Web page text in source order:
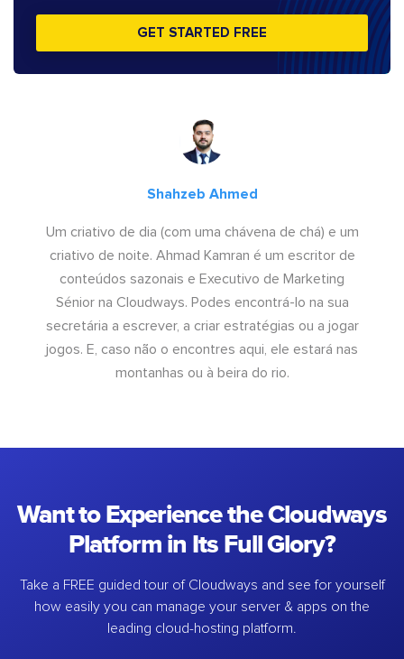
GET STARTED FREE
Shahzeb Ahmed
Um criativo de dia (com uma chávena de chá) e um
criativo de noite. Ahmad Kamran é um escritor de
conteúdos sazonais e Executivo de Marketing
Sénior na Cloudways. Podes encontrá-lo na sua
secretária a escrever, a criar estratégias ou a jogar
jogos. E, caso não o encontres aqui, ele estará nas
montanhas ou à beira do rio.
Want to Experience the Cloudways
Platform in Its Full Glory?
Take a FREE guided tour of Cloudways and see for yourself
how easily you can manage your server & apps on the
leading cloud-hosting platform.